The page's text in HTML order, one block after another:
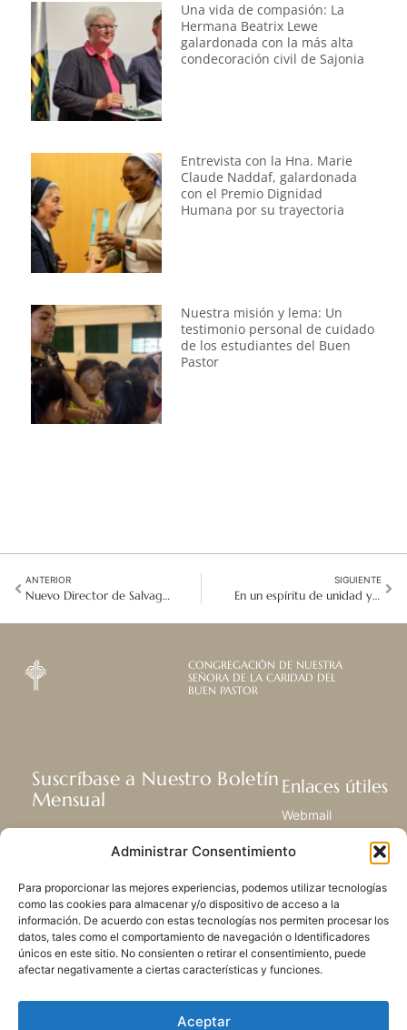
Administrar Consentimiento
Para proporcionar las mejores experiencias, podemos utilizar tecnologías
como las cookies para almacenar y/o dispositivo de acceso a la
información. De acuerdo con estas tecnologías nos permiten procesar los
datos, tales como el comportamiento de navegación o Identificadores
únicos en este sitio. No consienten o retirar el consentimiento, puede
afectar negativamente a ciertas características y funciones.
Aceptar
Una vida de compasión: La
Hermana Beatrix Lewe
galardonada con la más alta
condecoración civil de Sajonia
Entrevista con la Hna. Marie
Claude Naddaf, galardonada
con el Premio Dignidad
Humana por su trayectoria
Nuestra misión y lema: Un
testimonio personal de cuidado
de los estudiantes del Buen
Pastor
ANTERIOR
Nuevo Director de Salvaguardia: Michael Walker habla del hilo dorado en nuestro ADN
SIGUIENTE
En un espíritu de unidad y servicio: Reunidos de todas las Islas
CONGREGACIÓN DE NUESTRA
SEÑORA DE LA CARIDAD DEL
BUEN PASTOR
Suscríbase a Nuestro Boletín
Mensual
Recibir las últimas noticias acerca de
nuestra vida, la misión y ministerios de
SUSCRIBIRSE
Enlaces útiles
Webmail
Centro de Recursos
Mapa del sitio